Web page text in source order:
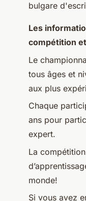
bulgare
Les
compétition
Le
tous âges et
aux plus
Chaque
ans pour
expert.
La
monde!
Si vous avez